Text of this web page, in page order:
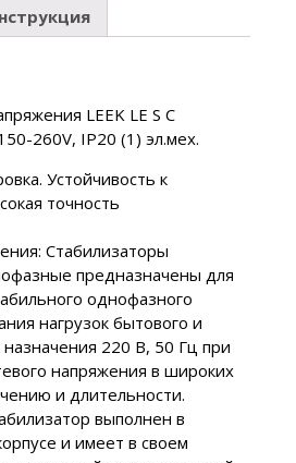
LEEK LE S C
260V, IP20 (1) эл.мех.
Устойчивость к
точность
Стабилизаторы
предназначены для
однофазного
нагрузок бытового и
220 В, 50 Гц при
напряжения в широких
и длительности.
выполнен в
и имеет в своем